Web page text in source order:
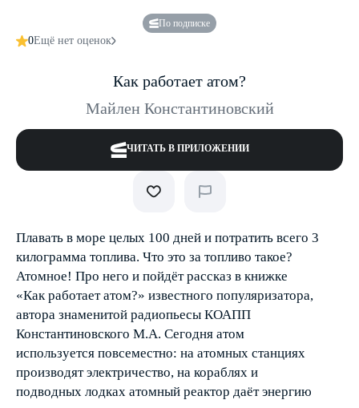
По подписке
0Ещё нет оценок
Как работает атом?
Майлен Константиновский
ЧИТАТЬ В ПРИЛОЖЕНИИ
Плавать в море целых 100 дней и потратить всего 3
килограмма топлива. Что это за топливо такое?
Атомное! Про него и пойдёт рассказ в книжке
«Как работает атом?» известного популяризатора,
автора знаменитой радиопьесы КОАПП
Константиновского М.А. Сегодня атом
используется повсеместно: на атомных станциях
производят электричество, на кораблях и
подводных лодках атомный реактор даёт энергию